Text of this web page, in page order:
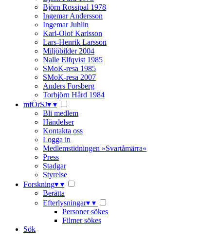
Björn Rossipal 1978
Ingemar Andersson
Ingemar Juhlin
Karl-Olof Karlsson
Lars-Henrik Larsson
Miljöbilder 2004
Nalle Elfqvist 1985
SMoK-resa 1985
SMoK-resa 2007
Anders Forsberg
Torbjörn Hård 1984
mfÖrSJ▾ ▾
Bli medlem
Händelser
Kontakta oss
Logga in
Medlemstidningen »Svartåmärra«
Press
Stadgar
Styrelse
Forskning▾ ▾
Berätta
Efterlysningar▾ ▾
Personer sökes
Filmer sökes
Sök